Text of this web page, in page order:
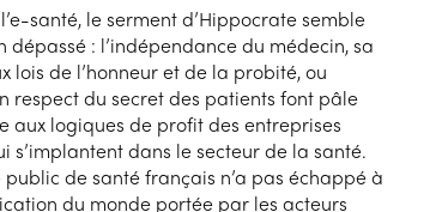
santé, le serment d’Hippocrate semble
dépassé : l’indépendance du médecin, sa
lois de l’honneur et de la probité, ou
respect du secret des patients font pâle
aux logiques de profit des entreprises
s’implantent dans le secteur de la santé.
public de santé français n’a pas échappé à
du monde portée par les acteurs